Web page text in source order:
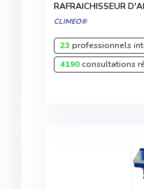
RAFRAICHISSEUR
CLIMEO®
23 professionnels
4190consultations